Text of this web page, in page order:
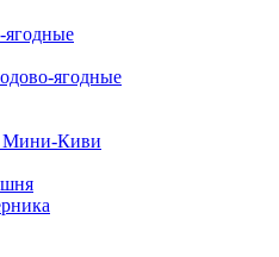
ягодные
Мини-Киви